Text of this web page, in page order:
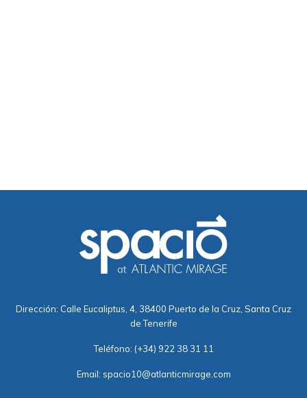
Dirección: Calle Eucaliptus, 4, 38400 Puerto de la Cruz, Santa Cruz
de Tenerife
Teléfono: (+34) 922 38 31 11
Email: spacio10@atlanticmirage.com